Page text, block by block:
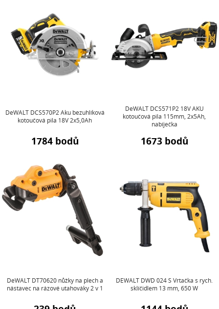
DeWALT DCS570P2 Aku bezuhlíková
kotoučová pila 18V 2x5,0Ah
1784 bodů
DeWALT DCS571P2 18V AKU
kotoučová pila 115mm, 2x5Ah,
nabíječka
1673 bodů
DeWALT DT70620 nůžky na plech a
nástavec na rázové utahováky 2 v 1
DEWALT DWD 024 S Vrtačka s rych.
sklíčidlem 13 mm, 650 W